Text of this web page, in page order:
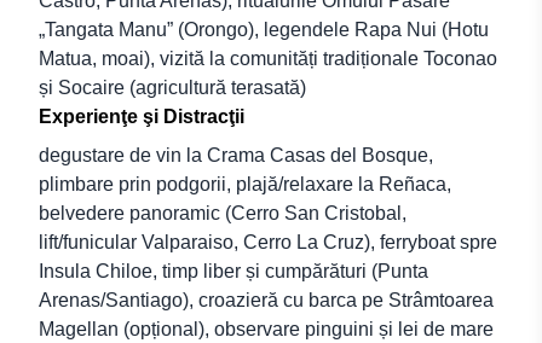
„Tangata Manu” (Orongo), legendele Rapa Nui (Hotu
Matua, moai), vizită la comunități tradiționale Toconao
și Socaire (agricultură terasată)
Experienţe şi Distracţii
degustare de vin la Crama Casas del Bosque,
plimbare prin podgorii, plajă/relaxare la Reñaca,
belvedere panoramic (Cerro San Cristobal,
lift/funicular Valparaiso, Cerro La Cruz), ferryboat spre
Insula Chiloe, timp liber și cumpărături (Punta
Arenas/Santiago), croazieră cu barca pe Strâmtoarea
Magellan (opțional), observare pinguini și lei de mare